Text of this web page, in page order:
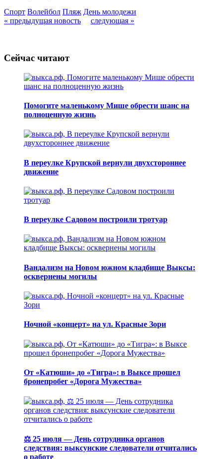
Спорт Волейбол Пляж День молодежи
« предыдущая новость
следующая »
Сейчас читают
Помогите маленькому Мише обрести шанс на
полноценную жизнь
В переулке Крупской вернули двухстороннее
движение
В переулке Садовом построили тротуар
Вандализм на Новом южном кладбище Выксы:
осквернены могилы
Ночной «концерт» на ул. Красные Зори
От «Катюши» до «Тигра»: в Выксе прошел
бронепробег «Дорога Мужества»
⚖️ 25 июля — День сотрудника органов
следствия: выксунские следователи отчитались
о работе